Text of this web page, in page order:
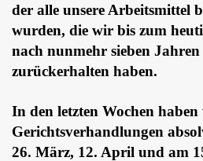
der alle unsere Arbeitsmittel
wurden, die wir bis zum
nach nunmehr sieben
zurückerhalten haben.
In den letzten Wochen
Gerichtsverhandlungen
26. März, 12. April und am